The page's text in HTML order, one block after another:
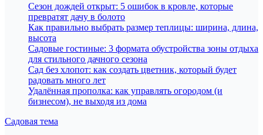
Сезон дождей открыт: 5 ошибок в кровле, которые
превратят дачу в болото
Как правильно выбрать размер теплицы: ширина, длина,
высота
Садовые гостиные: 3 формата обустройства зоны отдыха
для стильного дачного сезона
Сад без хлопот: как создать цветник, который будет
радовать много лет
Удалённая прополка: как управлять огородом (и
бизнесом), не выходя из дома
Садовая тема